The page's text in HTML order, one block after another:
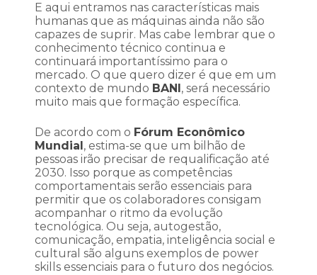
E aqui entramos nas características mais
humanas que as máquinas ainda não são
capazes de suprir. Mas cabe lembrar que o
conhecimento técnico continua e
continuará importantíssimo para o
mercado. O que quero dizer é que em um
contexto de mundo BANI, será necessário
muito mais que formação específica.
De acordo com o Fórum Econômico
Mundial, estima-se que um bilhão de
pessoas irão precisar de requalificação até
2030. Isso porque as competências
comportamentais serão essenciais para
permitir que os colaboradores consigam
acompanhar o ritmo da evolução
tecnológica. Ou seja, autogestão,
comunicação, empatia, inteligência social e
cultural são alguns exemplos de power
skills essenciais para o futuro dos negócios.